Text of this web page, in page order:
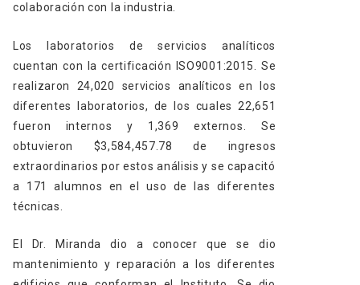
colaboración con la industria.
Los laboratorios de servicios analíticos
cuentan con la certificación ISO9001:2015. Se
realizaron 24,020 servicios analíticos en los
diferentes laboratorios, de los cuales 22,651
fueron internos y 1,369 externos. Se
obtuvieron $3,584,457.78 de ingresos
extraordinarios por estos análisis y se capacitó
a 171 alumnos en el uso de las diferentes
técnicas.
El Dr. Miranda dio a conocer que se dio
mantenimiento y reparación a los diferentes